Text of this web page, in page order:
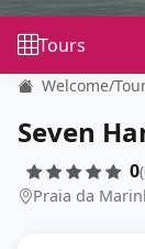
Tours
Welcome/
Seven
0
Praia da